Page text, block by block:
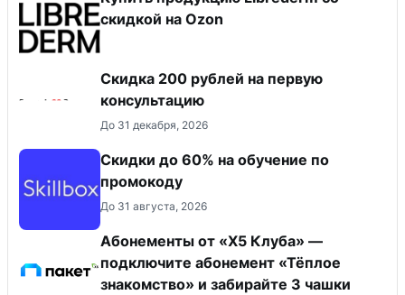
скидкой на Ozon
Скидка 200 рублей на первую
консультацию
До 31 декабря, 2026
Скидки до 60% на обучение по
промокоду
До 31 августа, 2026
Абонементы от «Х5 Клуба» —
подключите абонемент «Тёплое
знакомство» и забирайте 3 чашки